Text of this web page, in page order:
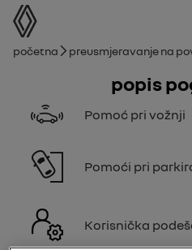
korisnički priručnik
mrvice
Početna Preusmjeravanje na
Popis
Pomoć pri vožnji
Pomoći pri
Korisnička